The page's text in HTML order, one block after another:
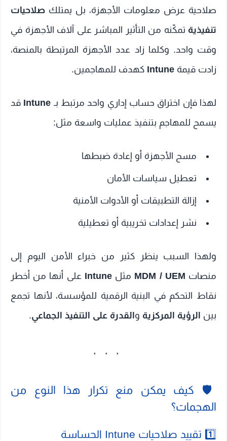
صلاحية عرض معلومات الأجهزة، بل يمتلك صلاحيات
تنفيذية تمكّنه من التأثير المباشر على آلاف الأجهزة في
وقت واحد. وكلما زاد عدد الأجهزة المرتبطة بالمنصة،
زادت قيمة Intune كهدف للمهاجمين.
لهذا فإن اختراق حساب إداري واحد مرتبط بـ Intune قد
يسمح للمهاجم بتنفيذ عمليات واسعة مثل:
مسح الأجهزة أو إعادة ضبطها
تعطيل سياسات الأمان
إزالة التطبيقات أو الأدوات الأمنية
نشر إعدادات تخريبية أو تعطيلية
ولهذا السبب ينظر كثير من خبراء الأمن اليوم إلى
منصات MDM / UEM مثلIntune على أنها من أخطر
نقاط التحكم في البنية الرقمية للمؤسسة، لأنها تجمع
بين الرؤية المركزية والقدرة على التنفيذ الجماعي.
🛡️ كيف يمكن منع تكرار هذا النوع من
الهجمات؟
1️⃣ تقييد صلاحيات Intune الحساسة